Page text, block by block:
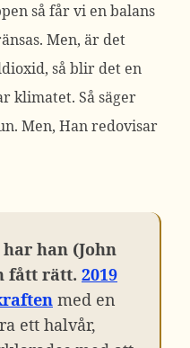
så får vi en balans
Men, är det
så blir det en
klimatet. Så säger
Men, Han redovisar
han (John
fått rätt. 2019
med en
ett halvår,